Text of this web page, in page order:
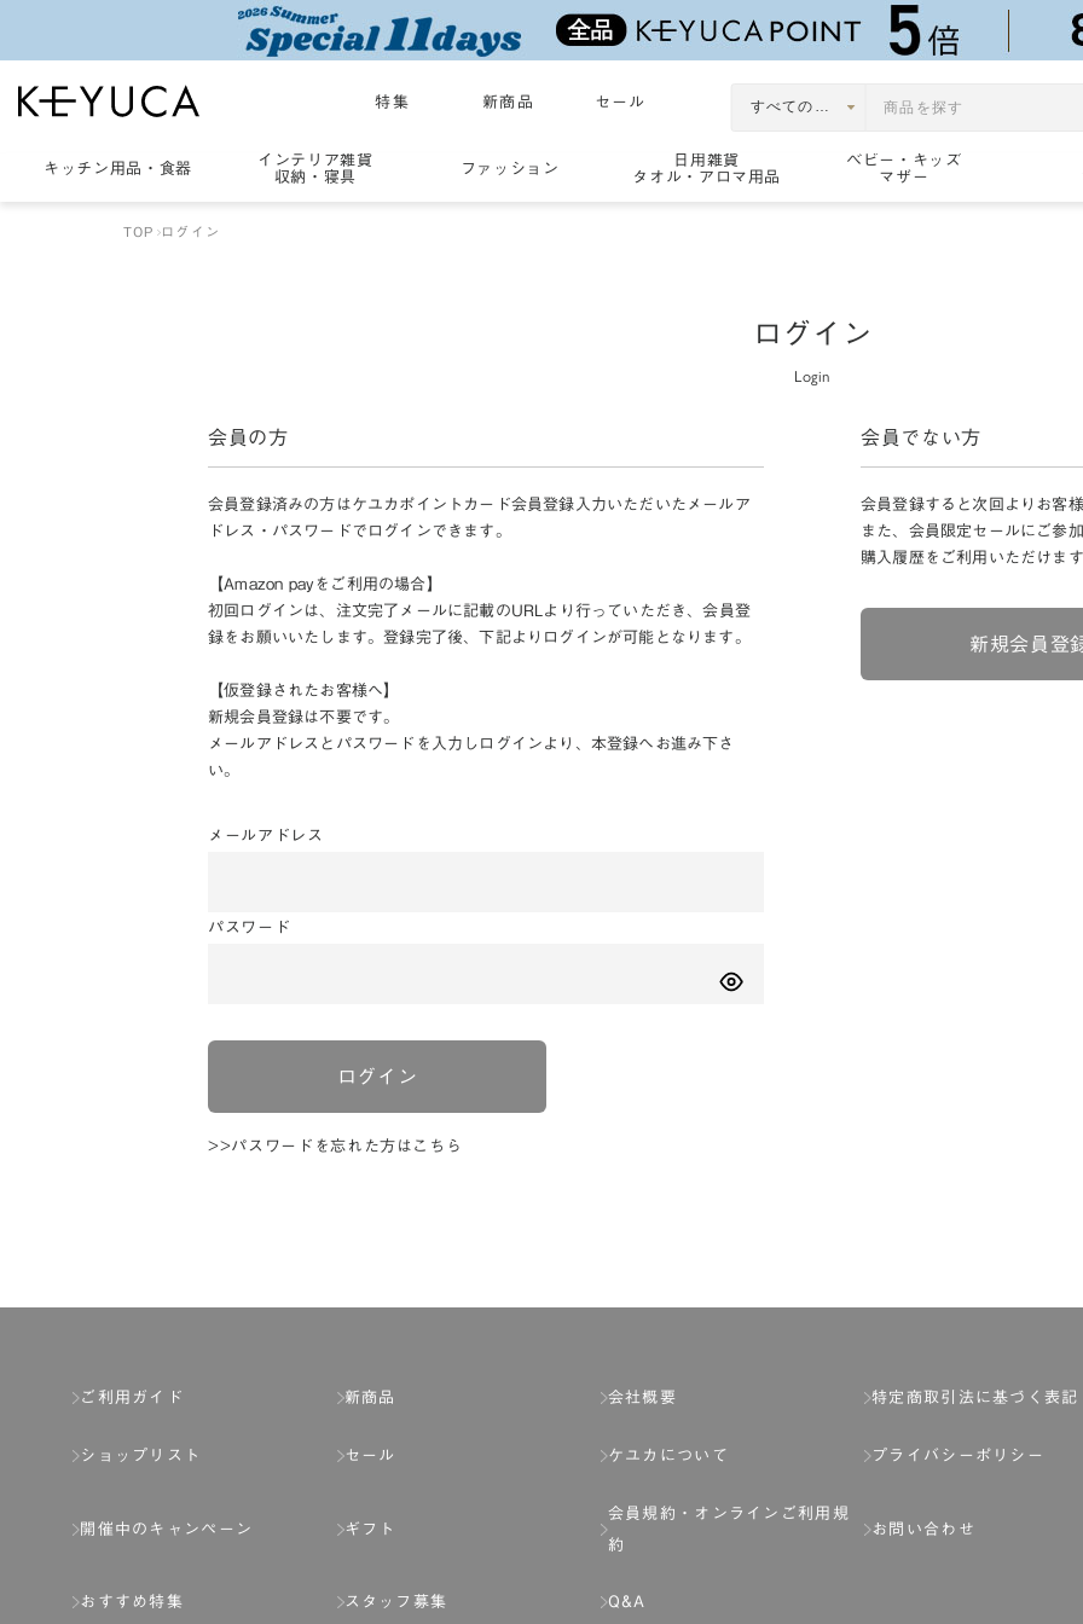
特集 新商品 セール
キッチン用品 ・ 食器
インテリア雑貨
収納・寝具
ファッション
日用雑貨
タオル・アロマ用品
ベビー・キッズ
マザー
TOP ログイン
ログイン
Login
会員の方
会員登録済みの方はケユカポイントカード会員登録入力いただいたメールア
ドレス・パスワードでログインできます。
【Amazon payをご利用の場合】
初回ログインは、注文完了メールに記載のURLより行っていただき、会員登
録をお願いいたします。登録完了後、下記よりログインが可能となります。
【仮登録されたお客様へ】
新規会員登録は不要です。
メールアドレスとパスワードを入力しログインより、本登録へお進み下さ
い。
メールアドレス
パスワード
ログイン
>>パスワードを忘れた方はこちら
会員でない方
会員登録すると次回よりお客
また、会員限定セールにご参
購入履歴をご利用いただけま
新規会員登
ご利用ガイド
ショップリスト
開催中のキャンペーン
おすすめ特集
新商品
セール
ギフト
スタッフ募集
会社概要
ケユカについて
会員規約・
オンラインご利用規
約
Q&A
特定商取引法に基づく表記
プライバシーポリシー
お問い合わせ